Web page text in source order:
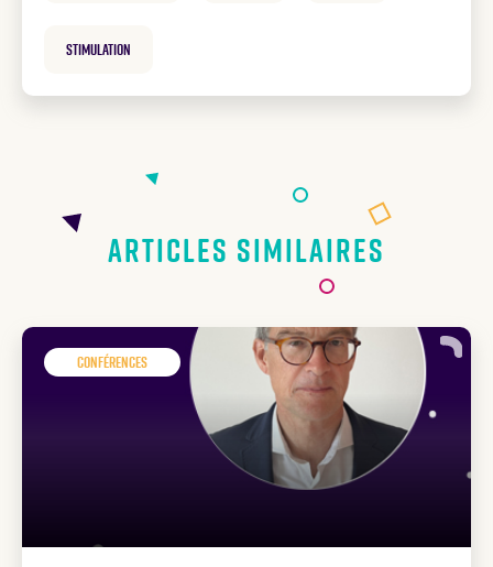
Stimulation
Articles similaires
Conférences